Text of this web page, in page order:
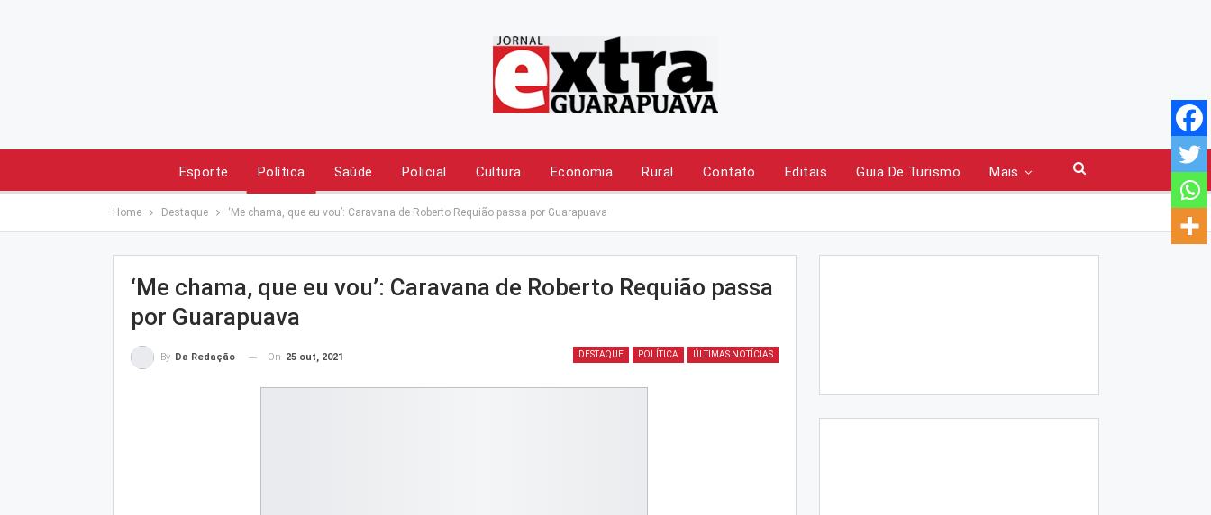
Esporte Política Saúde Policial Cultura Economia Rural Contato Editais Guia De Turismo Mais
Home Destaque ‘Me chama, que eu vou’: Caravana de Roberto Requião passa por Guarapuava
‘Me chama, que eu vou’: Caravana de Roberto Requião passa
por Guarapuava
DESTAQUE POLÍTICA ÚLTIMAS NOTÍCIAS
By Da Redação On 25 out, 2021